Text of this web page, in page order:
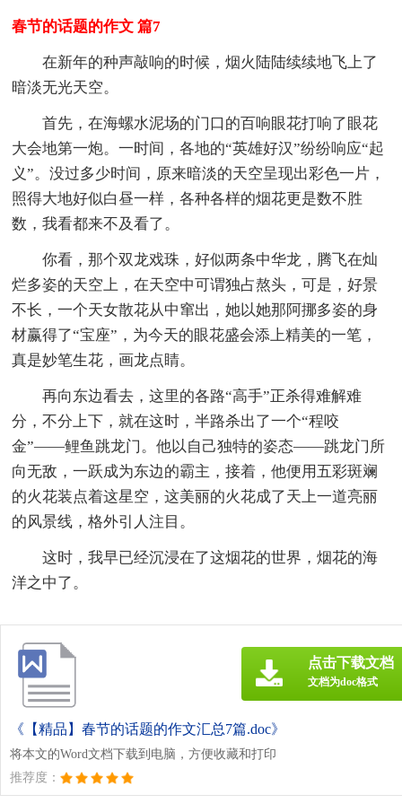
春节的话题的作文 篇7
在新年的种声敲响的时候，烟火陆陆续续地飞上了
暗淡无光天空。
首先，在海螺水泥场的门口的百响眼花打响了眼花
大会地第一炮。一时间，各地的“英雄好汉”纷纷响应“起
义”。没过多少时间，原来暗淡的天空呈现出彩色一片，
照得大地好似白昼一样，各种各样的烟花更是数不胜
数，我看都来不及看了。
你看，那个双龙戏珠，好似两条中华龙，腾飞在灿
烂多姿的天空上，在天空中可谓独占熬头，可是，好景
不长，一个天女散花从中窜出，她以她那阿挪多姿的身
材赢得了“宝座”，为今天的眼花盛会添上精美的一笔，
真是妙笔生花，画龙点睛。
再向东边看去，这里的各路“高手”正杀得难解难
分，不分上下，就在这时，半路杀出了一个“程咬
金”——鲤鱼跳龙门。他以自己独特的姿态——跳龙门所
向无敌，一跃成为东边的霸主，接着，他便用五彩斑斓
的火花装点着这星空，这美丽的火花成了天上一道亮丽
的风景线，格外引人注目。
这时，我早已经沉浸在了这烟花的世界，烟花的海
洋之中了。
《【精品】春节的话题的作文汇总7篇.doc》
将本文的Word文档下载到电脑，方便收藏和打印
推荐度：
点击下载文档
文档为doc格式